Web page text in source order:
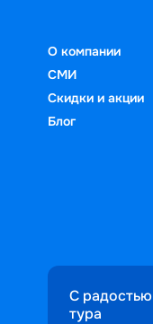
О компании
СМИ
Скидки и акции
Блог
С
тура